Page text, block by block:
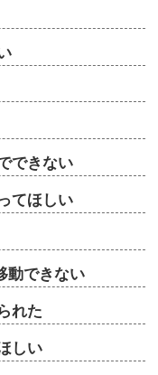
できない
てほしい
動できない
れた
しい